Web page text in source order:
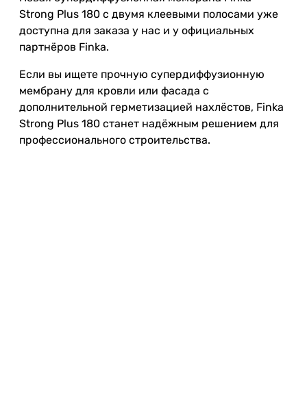
Strong Plus 180 с двумя клеевыми полосами уже
доступна для заказа у нас и у официальных
партнёров Finka.
Если вы ищете прочную супердиффузионную
мембрану для кровли или фасада с
дополнительной герметизацией нахлёстов, Finka
Strong Plus 180 станет надёжным решением для
профессионального строительства.